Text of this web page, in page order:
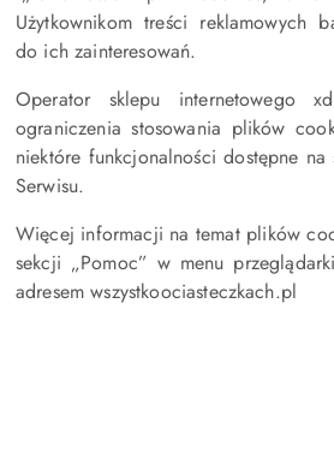
Użytkownikom treści reklamowych
do ich zainteresowań.
Operator sklepu internetowego
ograniczenia stosowania plików
niektóre funkcjonalności dostępne
Serwisu.
Więcej informacji na temat plików
sekcji „Pomoc” w menu
adresem wszystkoociasteczkach.pl